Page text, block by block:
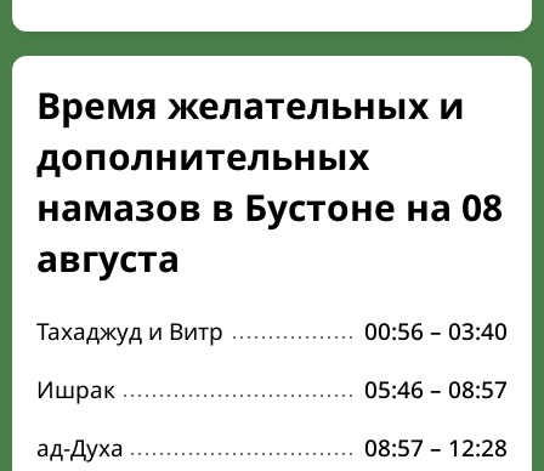
Время желательных и
дополнительных
намазов в Бустоне на 08
августа
Тахаджуд и Витр 00:56 – 03:40
Ишрак
05:46 – 08:57
ад-Духа
08:57 – 12:28